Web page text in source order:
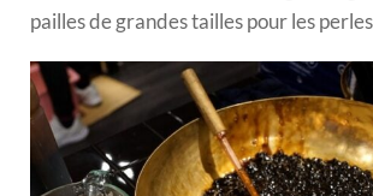
pailles de grandes tailles pour les